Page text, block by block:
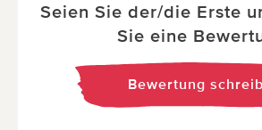
Seien Sie der/die Erste
Sie eine
Bewertung